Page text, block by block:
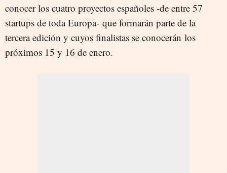
conocer los cuatro proyectos españoles -de entre 57
startups de toda Europa- que formarán parte de la
tercera edición y cuyos finalistas se conocerán los
próximos 15 y 16 de enero.